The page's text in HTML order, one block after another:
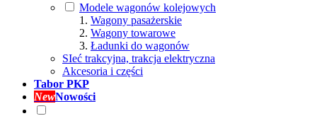
Modele wagonów kolejowych
Wagony pasażerskie
Wagony towarowe
Ładunki do wagonów
SIeć trakcyjna, trakcja elektryczna
Akcesoria i części
Tabor PKP
NewNowości